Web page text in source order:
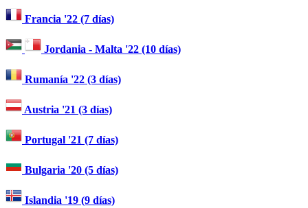
Francia '22 (7 días)
Jordania - Malta '22 (10 días)
Rumanía '22 (3 días)
Austria '21 (3 días)
Portugal '21 (7 días)
Bulgaria '20 (5 días)
Islandia '19 (9 días)